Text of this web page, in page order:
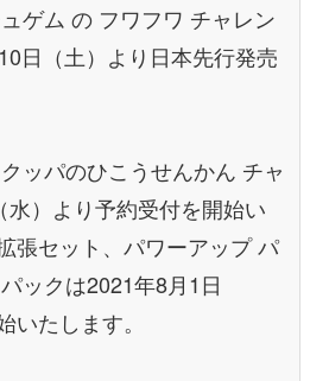
ゲム の フワフワ チャレン
日（土）より日本先行発売
ッパのひこうせんかん チャ
水）より予約受付を開始い
張セット、パワーアップ パ
ックは2021年8月1日
いたします。